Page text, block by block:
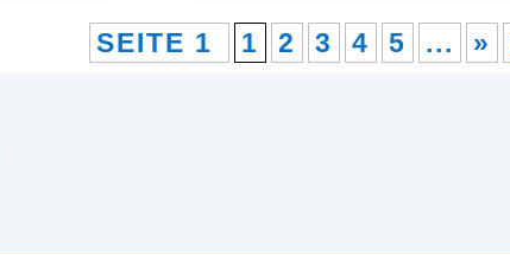
SEITE 1 1 2 3 4 5 ... »